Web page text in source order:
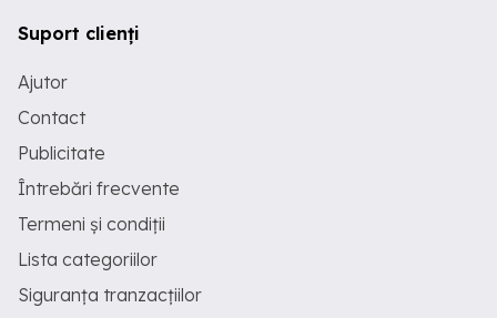
Suport clienți
Ajutor
Contact
Publicitate
Întrebări frecvente
Termeni și condiții
Lista categoriilor
Siguranța tranzacțiilor